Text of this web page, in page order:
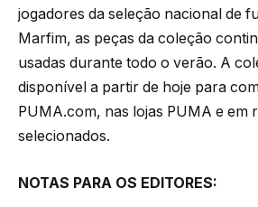
jogadores da seleção nacional de
Marfim, as peças da coleção
usadas durante todo o verão. A
disponível a partir de hoje para
PUMA.com, nas lojas PUMA e em
selecionados.
NOTAS PARA OS EDITORES: